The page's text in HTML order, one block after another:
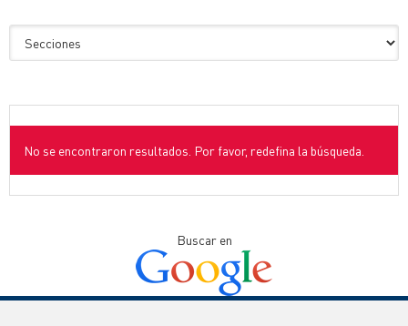
No se encontraron resultados. Por favor, redefina la búsqueda.
Buscar en